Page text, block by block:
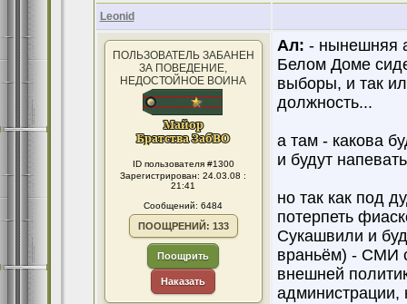
Leonid
ПОЛЬЗОВАТЕЛЬ ЗАБАНЕН
ЗА ПОВЕДЕНИЕ,
НЕДОСТОЙНОЕ ВОИНА
ID пользователя #1300
Зарегистрирован: 24.03.08 :
21:41
Сообщений: 6484
ПООЩРЕНИЙ: 133
Поощрить
Наказать
Ал: - нынешняя
Белом Доме
выборы, и так
должность...
а там - какова
и будут
но так как под
потерпеть
Сукашвили и
враньём) - СМИ
внешней
администрации,